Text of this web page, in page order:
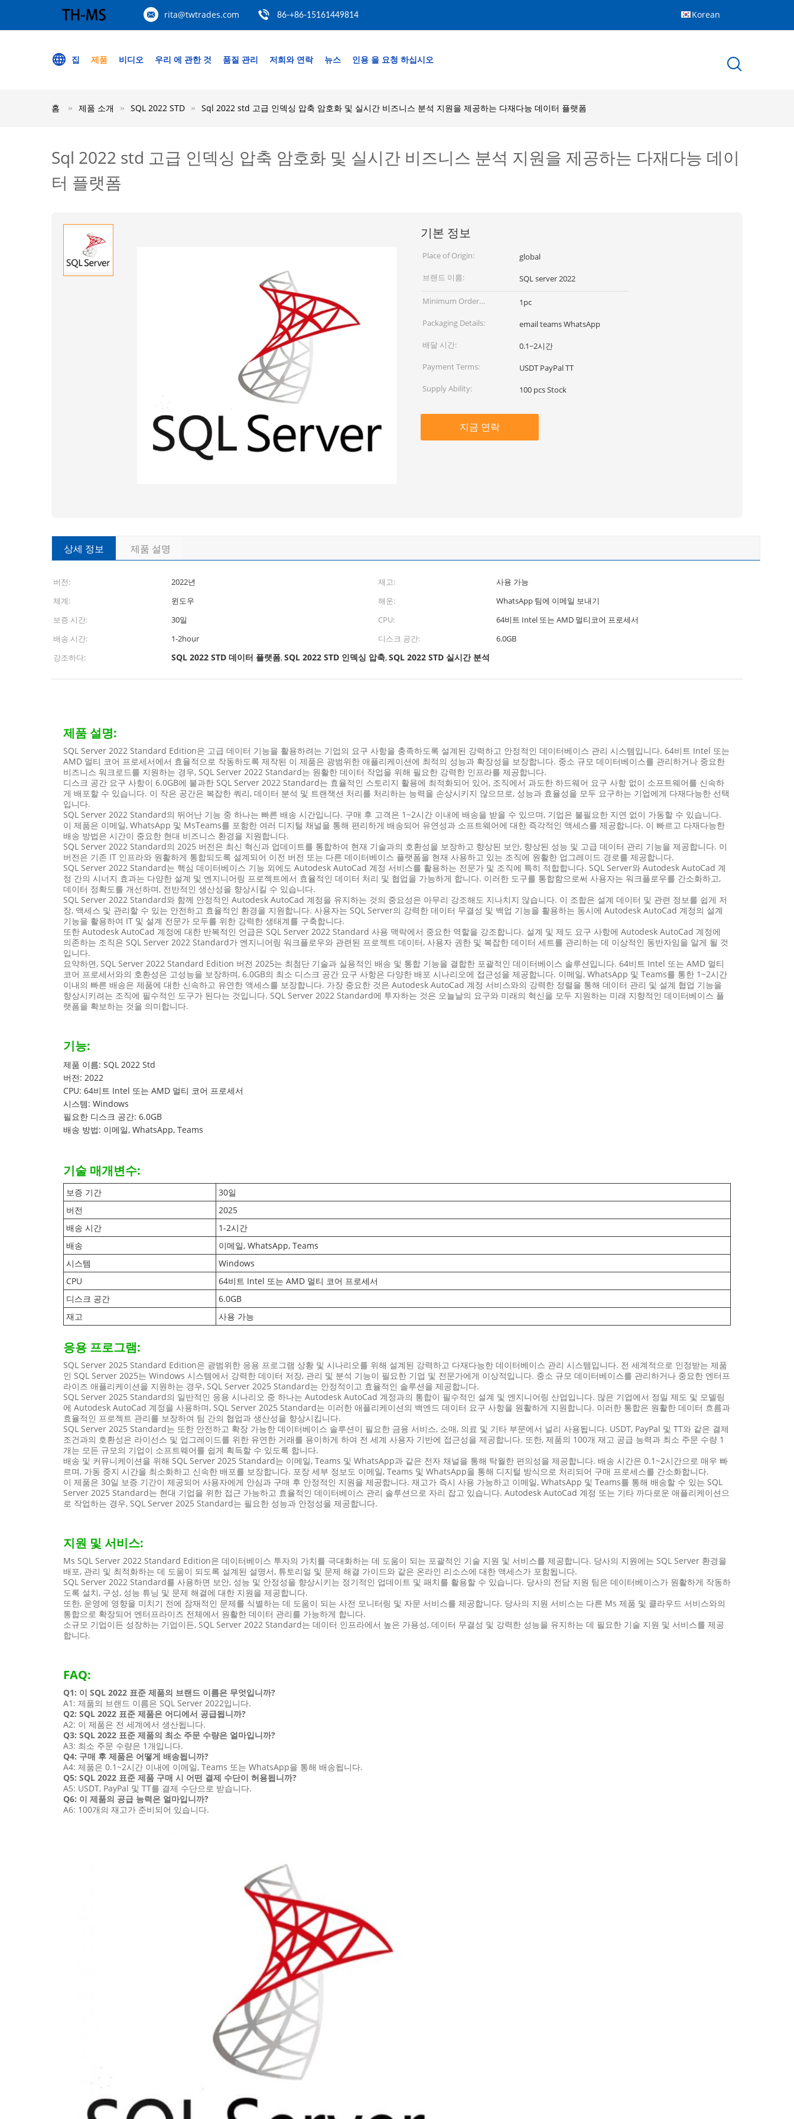
rita@twtrades.com 86-+86-15161449814 Korean
집 제품 비디오 우리 에 관한 것 품질 관리 저희와 연락 뉴스 인용 을 요청 하십시오
홈 제품 소개 SQL 2022 STD Sql 2022 std 고급 인덱싱 압축 암호화 및 실시간 비즈니스 분석 지원을 제공하는 다재다능 데이터 플랫폼
Sql 2022 std 고급 인덱싱 압축 암호화 및 실시간 비즈니스 분석 지원을 제공하는 다재다능 데이
터 플랫폼
기본 정보
Place of Origin:
global
브랜드 이름:
SQL server 2022
Minimum Order
Quantity:
1pc
Packaging Details:
email teams WhatsApp
배달 시간:
0.1~2시간
Payment Terms:
USDT PayPal TT
Supply Ability:
100 pcs Stock
지금 연락
상세 정보 제품 설명
버전: 2022년 재고:
사용 가능
체계:
윈도우 해운:
WhatsApp 팀에 이메일 보내기
보증 시간:
30일 CPU:
64비트 Intel 또는 AMD 멀티코어 프로세서
배송 시간:
1-2hour 디스크 공간:
6.0GB
강조하다:
SQL 2022 STD 데이터 플랫폼,SQL 2022 STD 인덱싱 압축,SQL 2022 STD 실시간 분석
제품 설명:
SQL Server 2022 Standard Edition은 고급 데이터 기능을 활용하려는 기업의 요구 사항을 충족하도록 설계된 강력하고 안정적인 데이터베이스 관리 시스템입니다. 64비트 Intel 또는
AMD 멀티 코어 프로세서에서 효율적으로 작동하도록 제작된 이 제품은 광범위한 애플리케이션에 최적의 성능과 확장성을 보장합니다. 중소 규모 데이터베이스를 관리하거나 중요한
비즈니스 워크로드를 지원하는 경우, SQL Server 2022 Standard는 원활한 데이터 작업을 위해 필요한 강력한 인프라를 제공합니다.
디스크 공간 요구 사항이 6.0GB에 불과한 SQL Server 2022 Standard는 효율적인 스토리지 활용에 최적화되어 있어, 조직에서 과도한 하드웨어 요구 사항 없이 소프트웨어를 신속하
게 배포할 수 있습니다. 이 작은 공간은 복잡한 쿼리, 데이터 분석 및 트랜잭션 처리를 처리하는 능력을 손상시키지 않으므로, 성능과 효율성을 모두 요구하는 기업에게 다재다능한 선택
입니다.
SQL Server 2022 Standard의 뛰어난 기능 중 하나는 빠른 배송 시간입니다. 구매 후 고객은 1~2시간 이내에 배송을 받을 수 있으며, 기업은 불필요한 지연 없이 가동할 수 있습니다.
이 제품은 이메일, WhatsApp 및 MsTeams를 포함한 여러 디지털 채널을 통해 편리하게 배송되어 유연성과 소프트웨어에 대한 즉각적인 액세스를 제공합니다. 이 빠르고 다재다능한
배송 방법은 시간이 중요한 현대 비즈니스 환경을 지원합니다.
SQL Server 2022 Standard의 2025 버전은 최신 혁신과 업데이트를 통합하여 현재 기술과의 호환성을 보장하고 향상된 보안, 향상된 성능 및 고급 데이터 관리 기능을 제공합니다. 이
버전은 기존 IT 인프라와 원활하게 통합되도록 설계되어 이전 버전 또는 다른 데이터베이스 플랫폼을 현재 사용하고 있는 조직에 원활한 업그레이드 경로를 제공합니다.
SQL Server 2022 Standard는 핵심 데이터베이스 기능 외에도 Autodesk AutoCad 계정 서비스를 활용하는 전문가 및 조직에 특히 적합합니다. SQL Server와 Autodesk AutoCad 계
정 간의 시너지 효과는 다양한 설계 및 엔지니어링 프로젝트에서 효율적인 데이터 처리 및 협업을 가능하게 합니다. 이러한 도구를 통합함으로써 사용자는 워크플로우를 간소화하고,
데이터 정확도를 개선하며, 전반적인 생산성을 향상시킬 수 있습니다.
SQL Server 2022 Standard와 함께 안정적인 Autodesk AutoCad 계정을 유지하는 것의 중요성은 아무리 강조해도 지나치지 않습니다. 이 조합은 설계 데이터 및 관련 정보를 쉽게 저
장, 액세스 및 관리할 수 있는 안전하고 효율적인 환경을 지원합니다. 사용자는 SQL Server의 강력한 데이터 무결성 및 백업 기능을 활용하는 동시에 Autodesk AutoCad 계정의 설계
기능을 활용하여 IT 및 설계 전문가 모두를 위한 강력한 생태계를 구축합니다.
또한 Autodesk AutoCad 계정에 대한 반복적인 언급은 SQL Server 2022 Standard 사용 맥락에서 중요한 역할을 강조합니다. 설계 및 제도 요구 사항에 Autodesk AutoCad 계정에
의존하는 조직은 SQL Server 2022 Standard가 엔지니어링 워크플로우와 관련된 프로젝트 데이터, 사용자 권한 및 복잡한 데이터 세트를 관리하는 데 이상적인 동반자임을 알게 될 것
입니다.
요약하면, SQL Server 2022 Standard Edition 버전 2025는 최첨단 기술과 실용적인 배송 및 통합 기능을 결합한 포괄적인 데이터베이스 솔루션입니다. 64비트 Intel 또는 AMD 멀티
코어 프로세서와의 호환성은 고성능을 보장하며, 6.0GB의 최소 디스크 공간 요구 사항은 다양한 배포 시나리오에 접근성을 제공합니다. 이메일, WhatsApp 및 Teams를 통한 1~2시간
이내의 빠른 배송은 제품에 대한 신속하고 유연한 액세스를 보장합니다. 가장 중요한 것은 Autodesk AutoCad 계정 서비스와의 강력한 정렬을 통해 데이터 관리 및 설계 협업 기능을
향상시키려는 조직에 필수적인 도구가 된다는 것입니다. SQL Server 2022 Standard에 투자하는 것은 오늘날의 요구와 미래의 혁신을 모두 지원하는 미래 지향적인 데이터베이스 플
랫폼을 확보하는 것을 의미합니다.
기능:
제품 이름: SQL 2022 Std
버전: 2022
CPU: 64비트 Intel 또는 AMD 멀티 코어 프로세서
시스템: Windows
필요한 디스크 공간: 6.0GB
배송 방법: 이메일, WhatsApp, Teams
기술 매개변수:
보증 기간
30일
버전
2025
배송 시간
1-2시간
배송
이메일, WhatsApp, Teams
시스템
Windows
CPU
64비트 Intel 또는 AMD 멀티 코어 프로세서
디스크 공간
6.0GB
재고
사용 가능
응용 프로그램:
SQL Server 2025 Standard Edition은 광범위한 응용 프로그램 상황 및 시나리오를 위해 설계된 강력하고 다재다능한 데이터베이스 관리 시스템입니다. 전 세계적으로 인정받는 제품
인 SQL Server 2025는 Windows 시스템에서 강력한 데이터 저장, 관리 및 분석 기능이 필요한 기업 및 전문가에게 이상적입니다. 중소 규모 데이터베이스를 관리하거나 중요한 엔터프
라이즈 애플리케이션을 지원하는 경우, SQL Server 2025 Standard는 안정적이고 효율적인 솔루션을 제공합니다.
SQL Server 2025 Standard의 일반적인 응용 시나리오 중 하나는 Autodesk AutoCad 계정과의 통합이 필수적인 설계 및 엔지니어링 산업입니다. 많은 기업에서 정밀 제도 및 모델링
에 Autodesk AutoCad 계정을 사용하며, SQL Server 2025 Standard는 이러한 애플리케이션의 백엔드 데이터 요구 사항을 원활하게 지원합니다. 이러한 통합은 원활한 데이터 흐름과
효율적인 프로젝트 관리를 보장하여 팀 간의 협업과 생산성을 향상시킵니다.
SQL Server 2025 Standard는 또한 안전하고 확장 가능한 데이터베이스 솔루션이 필요한 금융 서비스, 소매, 의료 및 기타 부문에서 널리 사용됩니다. USDT, PayPal 및 TT와 같은 결제
조건과의 호환성은 라이선스 및 업그레이드를 위한 유연한 거래를 용이하게 하여 전 세계 사용자 기반에 접근성을 제공합니다. 또한, 제품의 100개 재고 공급 능력과 최소 주문 수량 1
개는 모든 규모의 기업이 소프트웨어를 쉽게 획득할 수 있도록 합니다.
배송 및 커뮤니케이션을 위해 SQL Server 2025 Standard는 이메일, Teams 및 WhatsApp과 같은 전자 채널을 통해 탁월한 편의성을 제공합니다. 배송 시간은 0.1~2시간으로 매우 빠
르며, 가동 중지 시간을 최소화하고 신속한 배포를 보장합니다. 포장 세부 정보도 이메일, Teams 및 WhatsApp을 통해 디지털 방식으로 처리되어 구매 프로세스를 간소화합니다.
이 제품은 30일 보증 기간이 제공되어 사용자에게 안심과 구매 후 안정적인 지원을 제공합니다. 재고가 즉시 사용 가능하고 이메일, WhatsApp 및 Teams를 통해 배송할 수 있는 SQL
Server 2025 Standard는 현대 기업을 위한 접근 가능하고 효율적인 데이터베이스 관리 솔루션으로 자리 잡고 있습니다. Autodesk AutoCad 계정 또는 기타 까다로운 애플리케이션으
로 작업하는 경우, SQL Server 2025 Standard는 필요한 성능과 안정성을 제공합니다.
지원 및 서비스:
Ms SQL Server 2022 Standard Edition은 데이터베이스 투자의 가치를 극대화하는 데 도움이 되는 포괄적인 기술 지원 및 서비스를 제공합니다. 당사의 지원에는 SQL Server 환경을
배포, 관리 및 최적화하는 데 도움이 되도록 설계된 설명서, 튜토리얼 및 문제 해결 가이드와 같은 온라인 리소스에 대한 액세스가 포함됩니다.
SQL Server 2022 Standard를 사용하면 보안, 성능 및 안정성을 향상시키는 정기적인 업데이트 및 패치를 활용할 수 있습니다. 당사의 전담 지원 팀은 데이터베이스가 원활하게 작동하
도록 설치, 구성, 성능 튜닝 및 문제 해결에 대한 지원을 제공합니다.
또한, 운영에 영향을 미치기 전에 잠재적인 문제를 식별하는 데 도움이 되는 사전 모니터링 및 자문 서비스를 제공합니다. 당사의 지원 서비스는 다른 Ms 제품 및 클라우드 서비스와의
통합으로 확장되어 엔터프라이즈 전체에서 원활한 데이터 관리를 가능하게 합니다.
소규모 기업이든 성장하는 기업이든, SQL Server 2022 Standard는 데이터 인프라에서 높은 가용성, 데이터 무결성 및 강력한 성능을 유지하는 데 필요한 기술 지원 및 서비스를 제공
합니다.
FAQ:
Q1: 이 SQL 2022 표준 제품의 브랜드 이름은 무엇입니까?
A1: 제품의 브랜드 이름은 SQL Server 2022입니다.
Q2: SQL 2022 표준 제품은 어디에서 공급됩니까?
A2: 이 제품은 전 세계에서 생산됩니다.
Q3: SQL 2022 표준 제품의 최소 주문 수량은 얼마입니까?
A3: 최소 주문 수량은 1개입니다.
Q4: 구매 후 제품은 어떻게 배송됩니까?
A4: 제품은 0.1~2시간 이내에 이메일, Teams 또는 WhatsApp을 통해 배송됩니다.
Q5: SQL 2022 표준 제품 구매 시 어떤 결제 수단이 허용됩니까?
A5: USDT, PayPal 및 TT를 결제 수단으로 받습니다.
Q6: 이 제품의 공급 능력은 얼마입니까?
A6: 100개의 재고가 준비되어 있습니다.